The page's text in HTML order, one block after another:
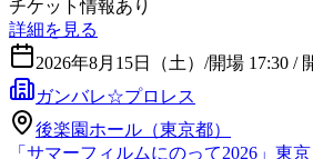
チケット情報あり
詳細を見る
2026年8月15日（土） /開場 17:30 /
ガンバレ☆プロレス
後楽園ホール（東京都）
「サマーフィルムにのって2026」東